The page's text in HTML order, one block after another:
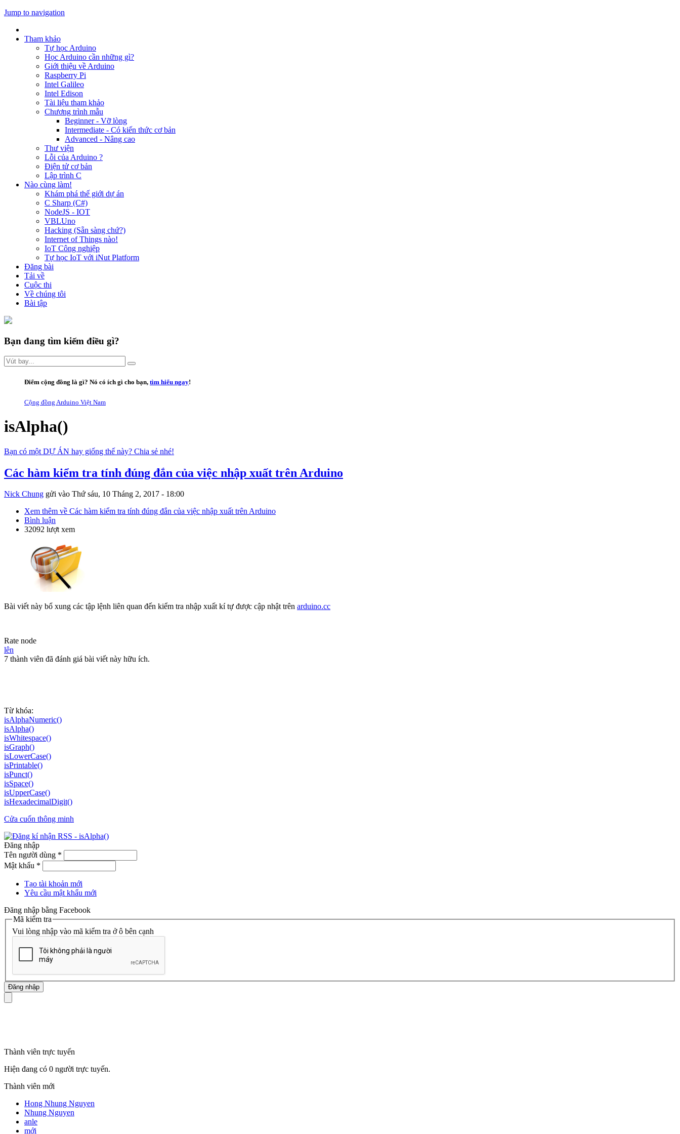
Jump to navigation
Tham khảo
Tự học Arduino
Học Arduino cần những gì?
Giới thiệu về Arduino
Raspberry Pi
Intel Galileo
Intel Edison
Tài liệu tham khảo
Chương trình mẫu
Beginner - Vỡ lòng
Intermediate - Có kiến thức cơ bản
Advanced - Nâng cao
Thư viện
Lỗi của Arduino ?
Điện tử cơ bản
Lập trình C
Nào cùng làm!
Khám phá thế giới dự án
C Sharp (C#)
NodeJS - IOT
VBLUno
Hacking (Sẵn sàng chứ?)
Internet of Things nào!
IoT Công nghiệp
Tự học IoT với iNut Platform
Đăng bài
Tải về
Cuộc thi
Về chúng tôi
Bài tập
Bạn đang tìm kiếm điều gì?
Điểm cộng đồng là gì? Nó có ích gì cho bạn, tìm hiểu ngay!
Cộng đồng Arduino Việt Nam
isAlpha()
Bạn có một DỰ ÁN hay giống thế này? Chia sẻ nhé!
Các hàm kiểm tra tính đúng đắn của việc nhập xuất trên Arduino
Nick Chung gửi vào Thứ sáu, 10 Tháng 2, 2017 - 18:00
Xem thêm về Các hàm kiểm tra tính đúng đắn của việc nhập xuất trên Arduino
Bình luận
32092 lượt xem
Bài viết này bổ xung các tập lệnh liên quan đến kiểm tra nhập xuất kí tự được cập nhật trên arduino.cc
Rate node
lên
7 thành viên đã đánh giá bài viết này hữu ích.
Từ khóa:
isAlphaNumeric()
isAlpha()
isWhitespace()
isGraph()
isLowerCase()
isPrintable()
isPunct()
isSpace()
isUpperCase()
isHexadecimalDigit()
Cửa cuốn thông minh
Đăng nhập
Tên người dùng *
Mật khẩu *
Tạo tài khoản mới
Yêu cầu mật khẩu mới
Đăng nhập bằng Facebook
Mã kiểm tra
Vui lòng nhập vào mã kiểm tra ở ô bên cạnh
Thành viên trực tuyến
Hiện đang có 0 người trực tuyến.
Thành viên mới
Hong Nhung Nguyen
Nhung Nguyen
anle
mới